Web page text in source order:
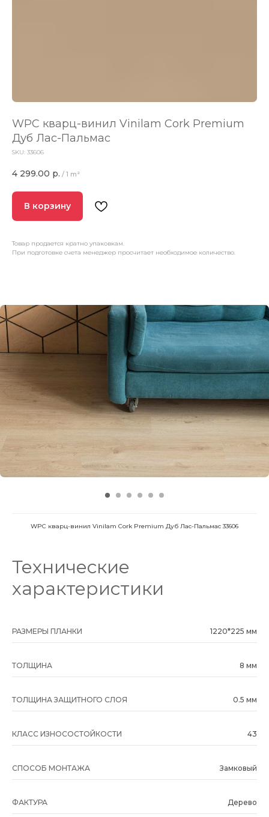
WPC кварц-винил Vinilam Cork Premium
Дуб Лас-Пальмас
SKU: 33606
4 299.00 р. / 1 m²
В корзину
Товар продается кратно упаковкам.
При подготовке счета менеджер просчитает необходимое количество.
WPC кварц-винил Vinilam Cork Premium Дуб Лас-Пальмас 33606
Технические
характеристики
РАЗМЕРЫ ПЛАНКИ 1220*225 мм
ТОЛЩИНА 8 мм
ТОЛЩИНА ЗАЩИТНОГО СЛОЯ 0.5 мм
КЛАСС ИЗНОСОСТОЙКОСТИ 43
СПОСОБ МОНТАЖА Замковый
ФАКТУРА Дерево